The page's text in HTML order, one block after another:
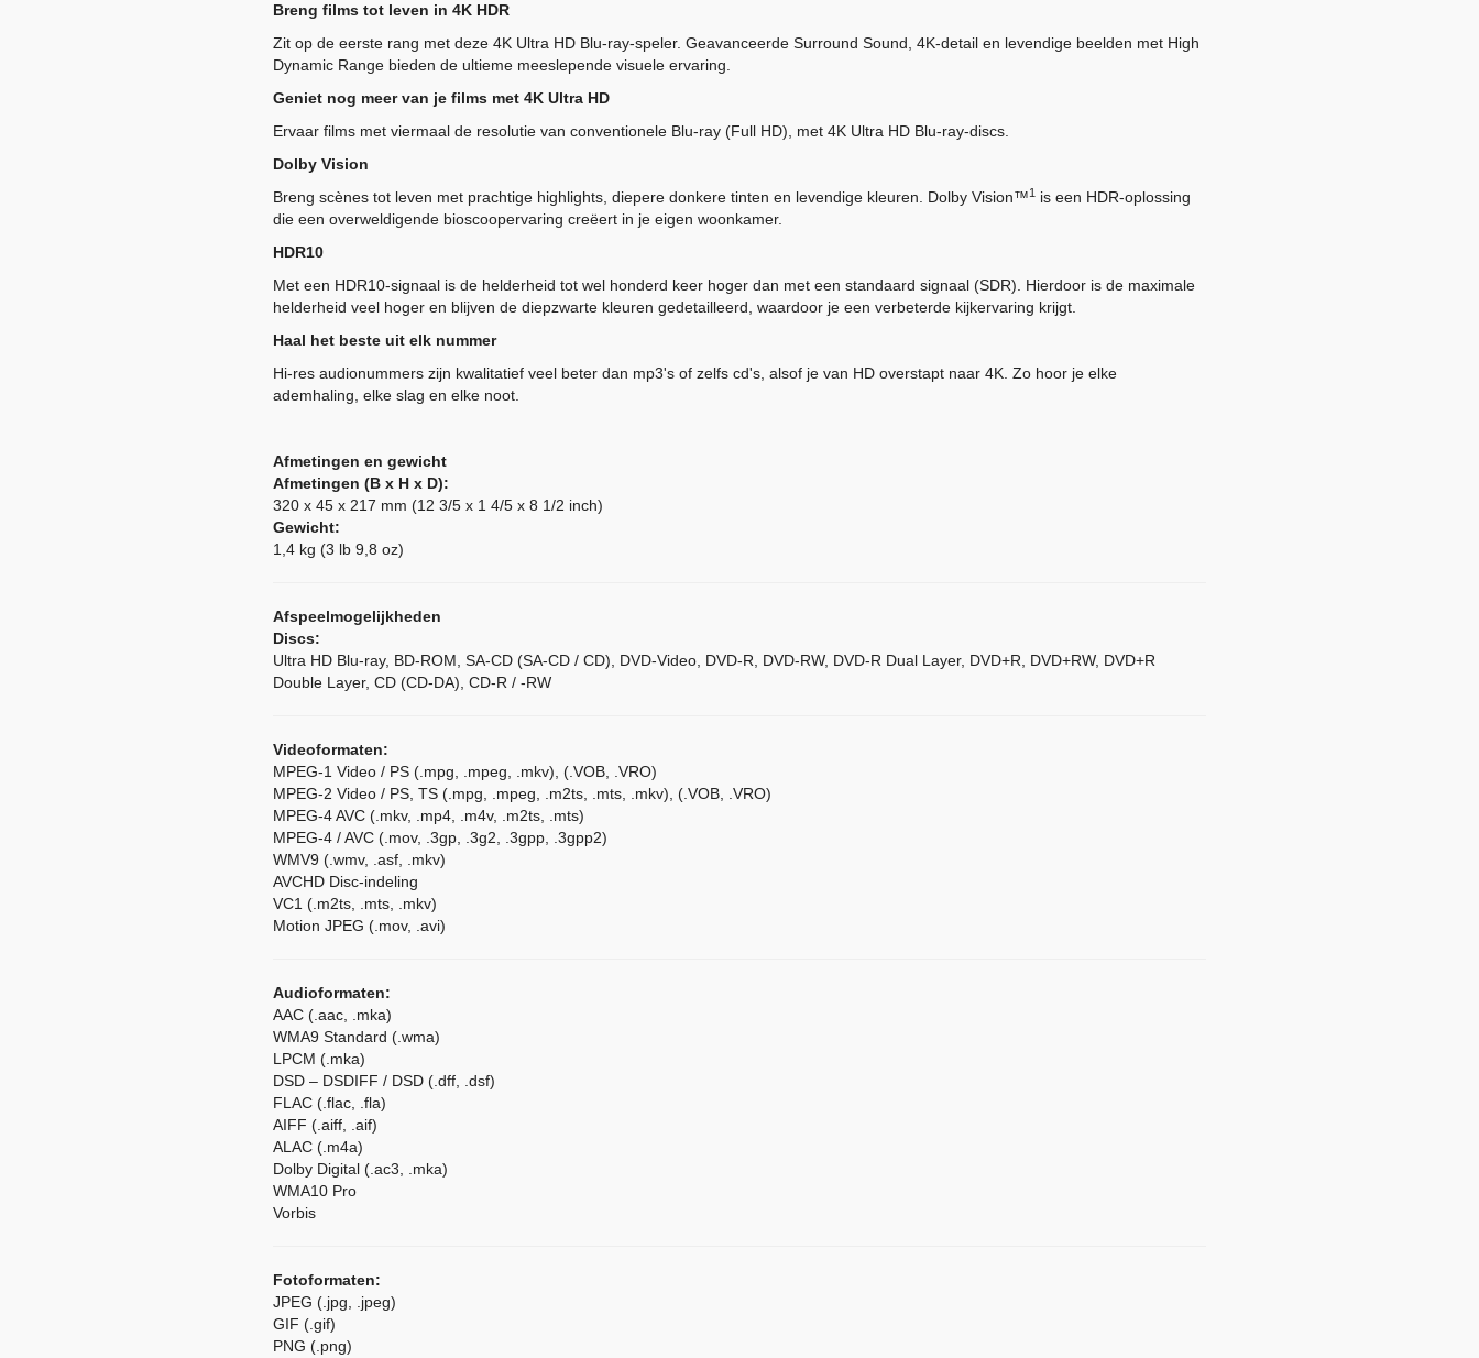
Breng films tot leven in 4K HDR
Zit op de eerste rang met deze 4K Ultra HD Blu-ray-speler. Geavanceerde Surround Sound, 4K-detail en levendige beelden met High
Dynamic Range bieden de ultieme meeslepende visuele ervaring.
Geniet nog meer van je films met 4K Ultra HD
Ervaar films met viermaal de resolutie van conventionele Blu-ray (Full HD), met 4K Ultra HD Blu-ray-discs.
Dolby Vision
Breng scènes tot leven met prachtige highlights, diepere donkere tinten en levendige kleuren. Dolby Vision™1is een HDR-oplossing
die een overweldigende bioscoopervaring creëert in je eigen woonkamer.
HDR10
Met een HDR10-signaal is de helderheid tot wel honderd keer hoger dan met een standaard signaal (SDR). Hierdoor is de maximale
helderheid veel hoger en blijven de diepzwarte kleuren gedetailleerd, waardoor je een verbeterde kijkervaring krijgt.
Haal het beste uit elk nummer
Hi-res audionummers zijn kwalitatief veel beter dan mp3's of zelfs cd's, alsof je van HD overstapt naar 4K. Zo hoor je elke
ademhaling, elke slag en elke noot.
Afmetingen en gewicht
Afmetingen (B x H x D):
320 x 45 x 217 mm (12 3/5 x 1 4/5 x 8 1/2 inch)
Gewicht:
1,4 kg (3 lb 9,8 oz)
Afspeelmogelijkheden
Discs:
Ultra HD Blu-ray, BD-ROM, SA-CD (SA-CD / CD), DVD-Video, DVD-R, DVD-RW, DVD-R Dual Layer, DVD+R, DVD+RW, DVD+R
Double Layer, CD (CD-DA), CD-R / -RW
Videoformaten:
MPEG-1 Video / PS (.mpg, .mpeg, .mkv), (.VOB, .VRO)
MPEG-2 Video / PS, TS (.mpg, .mpeg, .m2ts, .mts, .mkv), (.VOB, .VRO)
MPEG-4 AVC (.mkv, .mp4, .m4v, .m2ts, .mts)
MPEG-4 / AVC (.mov, .3gp, .3g2, .3gpp, .3gpp2)
WMV9 (.wmv, .asf, .mkv)
AVCHD Disc-indeling
VC1 (.m2ts, .mts, .mkv)
Motion JPEG (.mov, .avi)
Audioformaten:
AAC (.aac, .mka)
WMA9 Standard (.wma)
LPCM (.mka)
DSD – DSDIFF / DSD (.dff, .dsf)
FLAC (.flac, .fla)
AIFF (.aiff, .aif)
ALAC (.m4a)
Dolby Digital (.ac3, .mka)
WMA10 Pro
Vorbis
Fotoformaten:
JPEG (.jpg, .jpeg)
GIF (.gif)
PNG (.png)